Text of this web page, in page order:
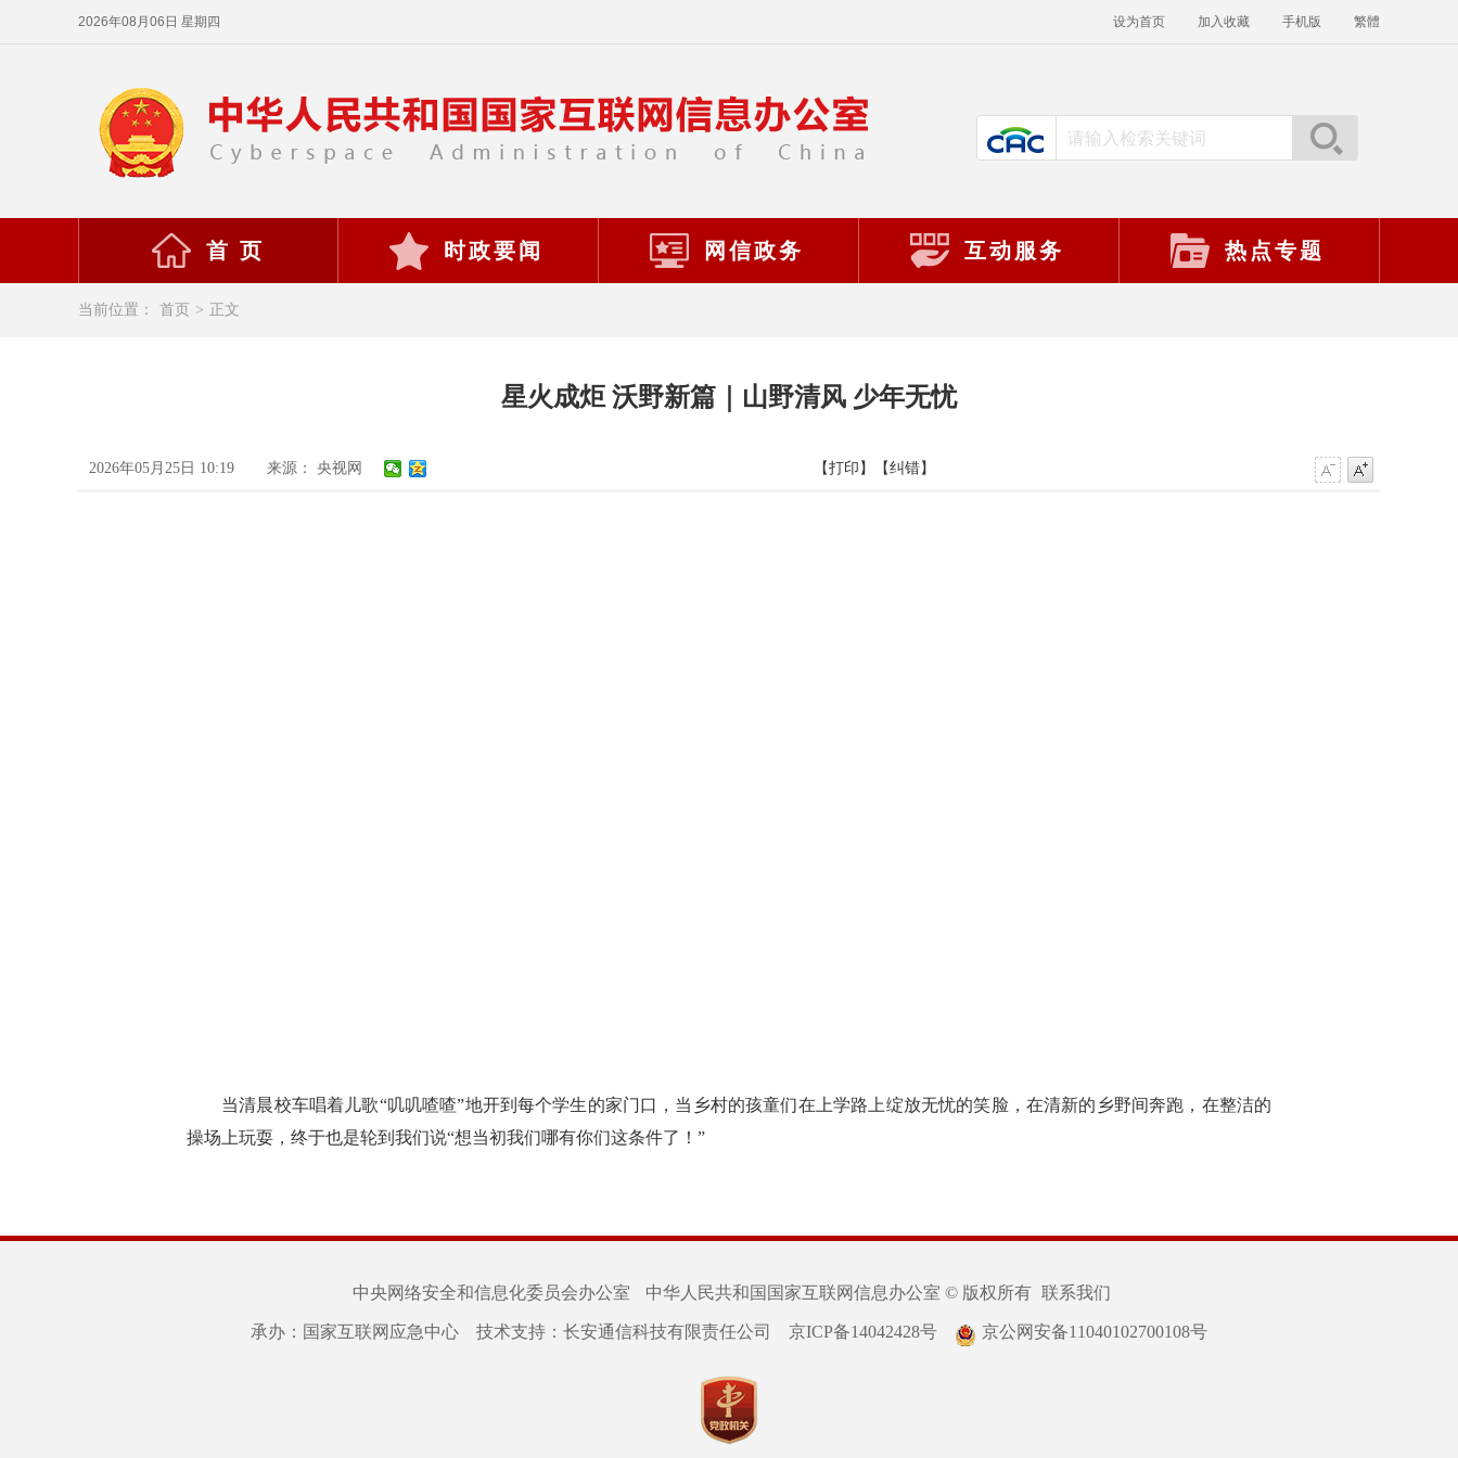
2026年08月06日 星期四 设为首页 加入收藏 手机版 繁體
首 页 时政要闻 网信政务 互动服务 热点专题
当前位置： 首页 > 正文
星火成炬 沃野新篇｜山野清风 少年无忧
2026年05月25日 10:19 来源： 央视网 【打印】 【纠错】
当清晨校车唱着儿歌“叽叽喳喳”地开到每个学生的家门口，当乡村的孩童们在上学路上绽放无忧的笑脸，在清新的乡野间奔跑，在整洁的
操场上玩耍，终于也是轮到我们说“想当初我们哪有你们这条件了！”
中央网络安全和信息化委员会办公室 中华人民共和国国家互联网信息办公室 © 版权所有 联系我们
承办：国家互联网应急中心 技术支持：长安通信科技有限责任公司 京ICP备14042428号 京公网安备11040102700108号